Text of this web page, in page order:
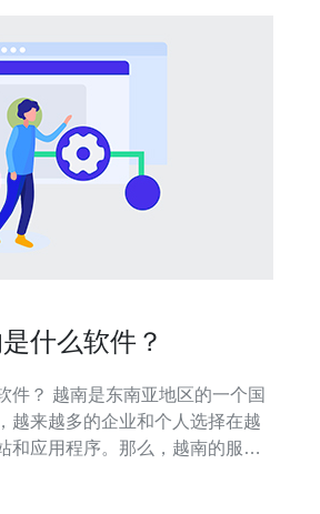
什么软件？
的一个国
越来越多的企业和个人选择在越
和应用程序。那么，越南的服务